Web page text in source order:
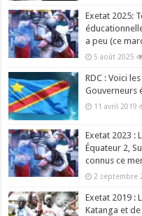
Exetat 2025:
a peu (ce
5 août 2025
RDC : Voici
Gouverneurs
11 avril 2019
Exetat 2023 :
Équateur 2,
connus ce
2 septembre
Exetat 2019 :
Katanga et